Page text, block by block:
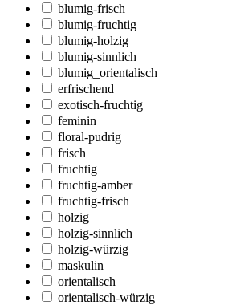
blumig-frisch
blumig-fruchtig
blumig-holzig
blumig-sinnlich
blumig_orientalisch
erfrischend
exotisch-fruchtig
feminin
floral-pudrig
frisch
fruchtig
fruchtig-amber
fruchtig-frisch
holzig
holzig-sinnlich
holzig-würzig
maskulin
orientalisch
orientalisch-würzig